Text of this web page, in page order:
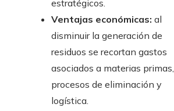
estratégicos.
Ventajas económicas: al
disminuir la generación de
residuos se recortan gastos
asociados a materias primas,
procesos de eliminación y
logística.